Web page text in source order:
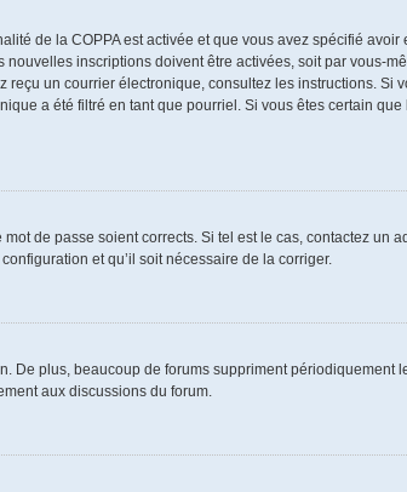
de la COPPA est activée et que vous avez spécifié
inscriptions doivent être activées, soit par vous-
un courrier électronique, consultez les instructions. Si
a été filtré en tant que pourriel. Si vous êtes certain
de passe soient corrects. Si tel est le cas, contactez un
et qu’il soit nécessaire de la corriger.
De plus, beaucoup de forums suppriment
aux discussions du forum.